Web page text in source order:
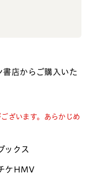
店からご購入いた
ざいます。あらかじめ
ックス
ケHMV